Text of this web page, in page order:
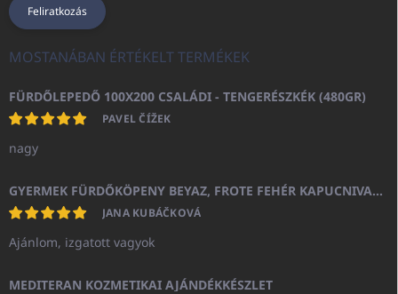
Feliratkozás
MOSTANÁBAN ÉRTÉKELT TERMÉKEK
FÜRDŐLEPEDŐ 100X200 CSALÁDI - TENGERÉSZKÉK (480GR)
PAVEL ČÍŽEK
nagy
GYERMEK FÜRDŐKÖPENY BEYAZ, FROTE FEHÉR KAPUCNIVAL (400GR)
JANA KUBÁČKOVÁ
Ajánlom, izgatott vagyok
MEDITERAN KOZMETIKAI AJÁNDÉKKÉSZLET